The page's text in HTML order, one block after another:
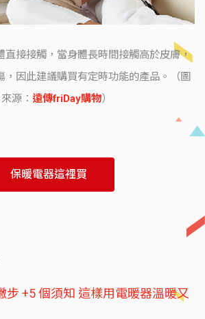
直接接觸，當身體長時間接觸高於皮膚，
，因此建議購買有定時功能的產品。（圖
源： 遠傳friDay購物）
保暖電器這裡買
步 +5 個須知 這樣用電暖器溫暖又